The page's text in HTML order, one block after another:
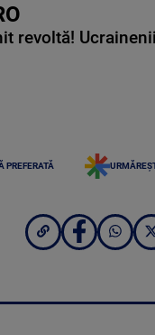
revoltă!
PREFERATĂ